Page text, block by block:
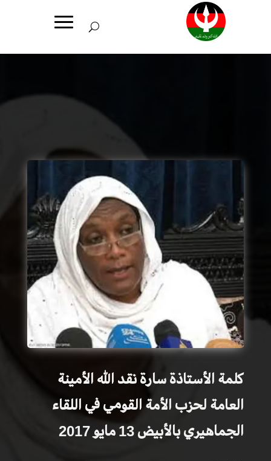
كلمة الأستاذة سارة نقد الله الأمينة
العامة لحزب الأمة القومي في اللقاء
الجماهيري بالأبيض 13 مايو 2017